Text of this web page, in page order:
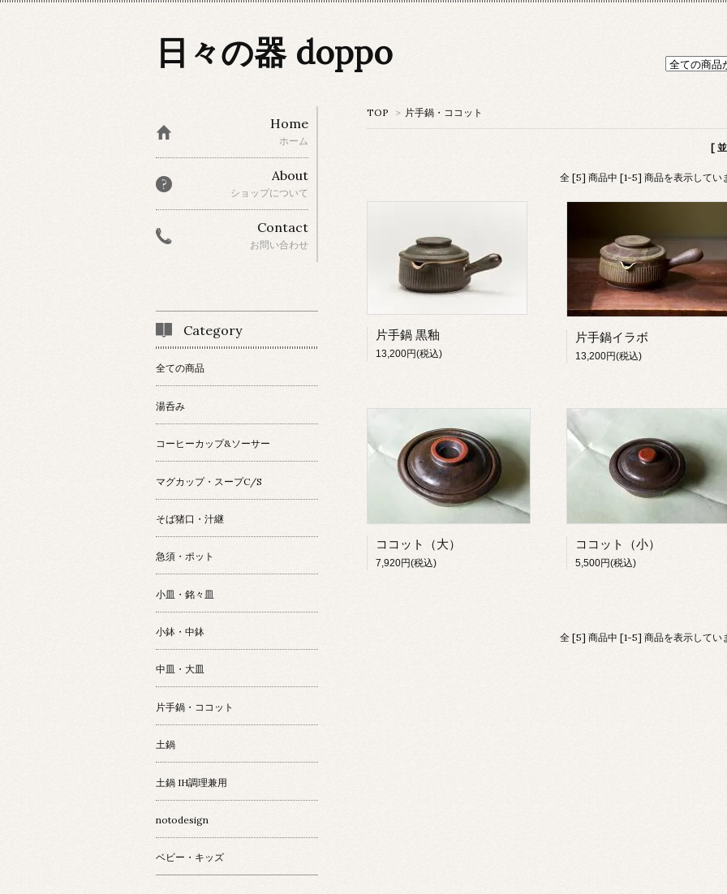
日々の器 doppo
TOP > 片手鍋・ココット
[
全 [5] 商品中 [1-5] 商品を表示してい
片手鍋 黒釉
13,200円(税込)
片手鍋イラボ
13,200円(税込)
ココット（大）
7,920円(税込)
ココット（小）
5,500円(税込)
全 [5] 商品中 [1-5] 商品を表示してい
Home
ホーム
About
ショップについて
Contact
お問い合わせ
Category
全ての商品
湯呑み
コーヒーカップ&ソーサー
マグカップ・スープC/S
そば猪口・汁継
急須・ポット
小皿・銘々皿
小鉢・中鉢
中皿・大皿
片手鍋・ココット
土鍋
土鍋 IH調理兼用
notodesign
ベビー・キッズ